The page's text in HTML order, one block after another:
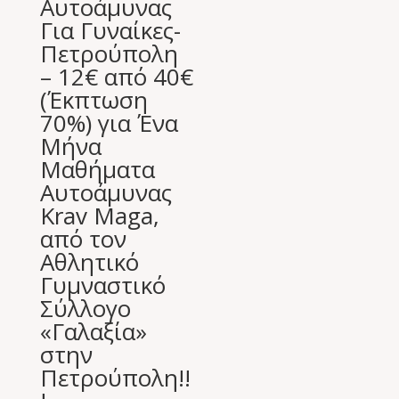
Αυτοάμυνας
Για Γυναίκες-
Πετρούπολη
– 12€ από 40€
(Έκπτωση
70%) για Ένα
Μήνα
Μαθήματα
Αυτοάμυνας
Krav Maga,
από τον
Αθλητικό
Γυμναστικό
Σύλλογο
«Γαλαξία»
στην
Πετρούπολη!!